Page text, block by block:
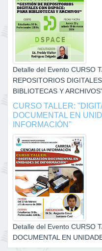
Detalle del Evento CURSO
REPOSITORIOS
BIBLIOTECAS Y ARCHIVOS"
CURSO TALLER:
DOCUMENTAL EN
INFORMACIÓN"
Detalle del Evento CURSO
DOCUMENTAL EN